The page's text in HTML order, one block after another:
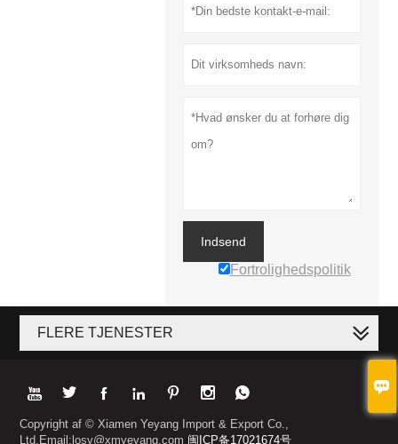

Indsend
Fortrolighedspolitik
FLERE TJENESTER
      
Copyright af © Xiamen Yeyang Import & Export Co.,
Ltd.Email:losy@xmyeyang.com 闽ICP备17021674号